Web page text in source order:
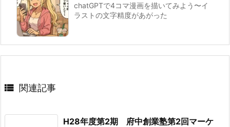
chatGPTで4コマ漫画を描いてみよう〜イ
ラストの文字精度があがった
 関連記事
H28年度第2期 府中創業塾第2回マーケ